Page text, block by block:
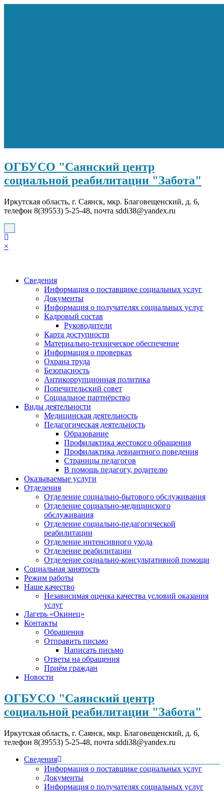
ОГБУСО "Саянский центр
социальной реабилитации "Забота"
Иркутская область, г. Саянск, мкр. Благовещенский, д. 6,
телефон 8(39553) 5-25-48, почта sddi38@yandex.ru
×
Сведения
Информация о поставщике социальных услуг
Документы
Информация о получателях социальных услуг
Кадровый состав
Руководители
Карта доступности
Материально-техническое обеспечение
Информация о проверках
Охрана труда
Безопасность
Антикоррупционная политика
Попечительский совет
Социальное партнёрство
Виды деятельности
Медицинская деятельность
Педагогическая деятельность
Образование
Профилактика жестокого обращения
Профилактика девиантного поведения
Страницы педагогов
В помощь педагогу, родителю
Оказываемые услуги
Отделения
Отделение социально-бытового обслуживания
Отделение социально-медицинского
обслуживания
Отделение социально-педагогической
реабилитации
Отделение интенсивного ухода
Отделение реабилитации
Отделение социально-консультативной помощи
Социальная занятость
Режим работы
Наше качество
Независимая оценка качества условий оказания
услуг
Лагерь «Окинец»
Контакты
Обращения
Отправить письмо
Написать письмо
Ответы на обращения
Приём граждан
Новости
ОГБУСО "Саянский центр
социальной реабилитации "Забота"
Иркутская область, г. Саянск, мкр. Благовещенский, д. 6,
телефон 8(39553) 5-25-48, почта sddi38@yandex.ru
Сведения
Информация о поставщике социальных услуг
Документы
Информация о получателях социальных услуг